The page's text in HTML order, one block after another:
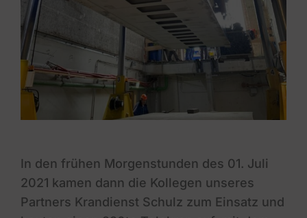
In den frühen Morgenstunden des 01. Juli
2021 kamen dann die Kollegen unseres
Partners Krandienst Schulz zum Einsatz und